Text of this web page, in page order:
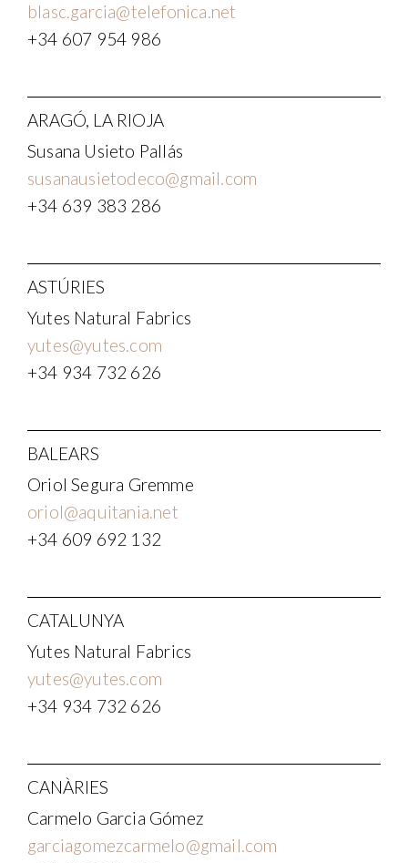
blasc.garcia@telefonica.net
+34 607 954 986
ARAGÓ, LA RIOJA
Susana Usieto Pallás
susanausietodeco@gmail.com
+34 639 383 286
ASTÚRIES
Yutes Natural Fabrics
yutes@yutes.com
+34 934 732 626
BALEARS
Oriol Segura Gremme
oriol@aquitania.net
+34 609 692 132
CATALUNYA
Yutes Natural Fabrics
yutes@yutes.com
+34 934 732 626
CANÀRIES
Carmelo Garcia Gómez
garciagomezcarmelo@gmail.com